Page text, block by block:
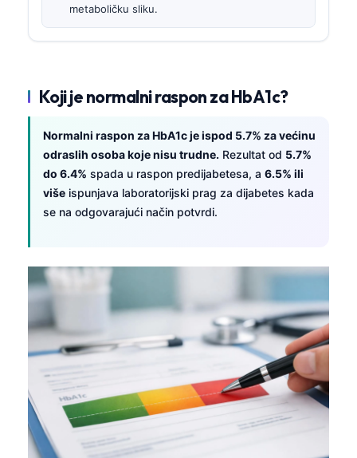
metaboličku sliku.
Koji je normalni raspon za HbA1c?
Normalni raspon za HbA1c je ispod 5.7% za većinu
odraslih osoba koje nisu trudne. Rezultat od 5.7%
do 6.4% spada u raspon predijabetesa, a 6.5% ili
više ispunjava laboratorijski prag za dijabetes kada
se na odgovarajući način potvrdi.